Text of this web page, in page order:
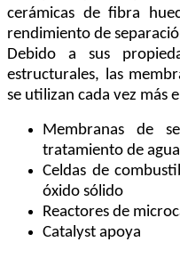
cerámicas de fibra
rendimiento de
Debido a sus
estructurales, las
se utilizan cada vez más
Membranas de
tratamiento de
Celdas de
óxido sólido
Reactores de
Catalyst apoya